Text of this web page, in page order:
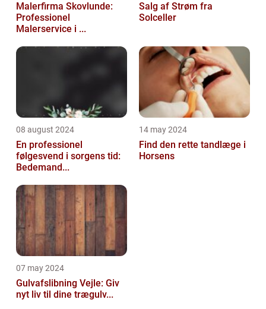
Malerfirma Skovlunde:
Professionel
Malerservice i ...
Salg af Strøm fra
Solceller
08 august 2024
En professionel
følgesvend i sorgens tid:
Bedemand...
14 may 2024
Find den rette tandlæge i
Horsens
07 may 2024
Gulvafslibning Vejle: Giv
nyt liv til dine trægulv...